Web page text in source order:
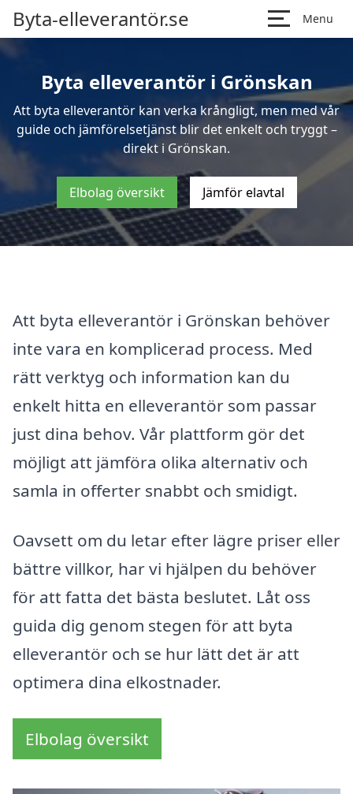
Byta-elleverantör.se Menu
Byta elleverantör i Grönskan
Att byta elleverantör kan verka krångligt, men med vår
guide och jämförelsetjänst blir det enkelt och tryggt –
direkt i Grönskan.
Elbolag översikt Jämför elavtal
Att byta elleverantör i Grönskan behöver
inte vara en komplicerad process. Med
rätt verktyg och information kan du
enkelt hitta en elleverantör som passar
just dina behov. Vår plattform gör det
möjligt att jämföra olika alternativ och
samla in offerter snabbt och smidigt.
Oavsett om du letar efter lägre priser eller
bättre villkor, har vi hjälpen du behöver
för att fatta det bästa beslutet. Låt oss
guida dig genom stegen för att byta
elleverantör och se hur lätt det är att
optimera dina elkostnader.
Elbolag översikt